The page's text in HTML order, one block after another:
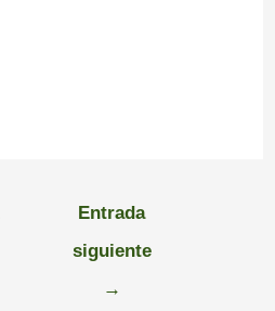
Entrada
siguiente
→